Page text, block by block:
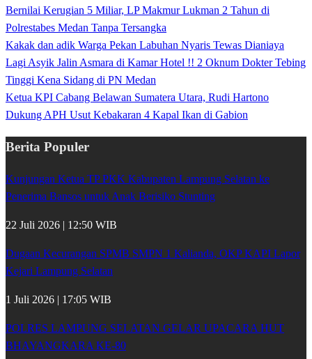
Bernilai Kerugian 5 Miliar, LP Makmur Lukman 2 Tahun di
Polrestabes Medan Tanpa Tersangka
Kakak dan adik Warga Pekan Labuhan Nyaris Tewas Dianiaya
Lagi Asyik Jalin Asmara di Kamar Hotel !! 2 Oknum Dokter Tebing
Tinggi Kena Sidang di PN Medan
Ketua KPI Cabang Belawan Sumatera Utara, Rudi Hartono
Dukung APH Usut Kebakaran 4 Kapal Ikan di Gabion
Berita Populer
Kunjungan Ketua TP PKK Kabupaten Lampung Selatan ke
Penerima Bansos untuk Anak Berisiko Stunting
22 Juli 2026 | 12:50 WIB
Dugaan Kecurangan SPMB SMPN 1 Kalianda, OKP KAPI Lapor
Kejari Lampung Selatan
1 Juli 2026 | 17:05 WIB
POLRES LAMPUNG SELATAN GELAR UPACARA HUT
BHAYANGKARA KE-80